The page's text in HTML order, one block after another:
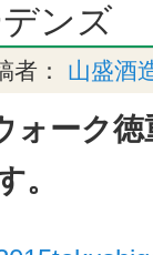
ンズ
者： 山盛酒
ォーク
。